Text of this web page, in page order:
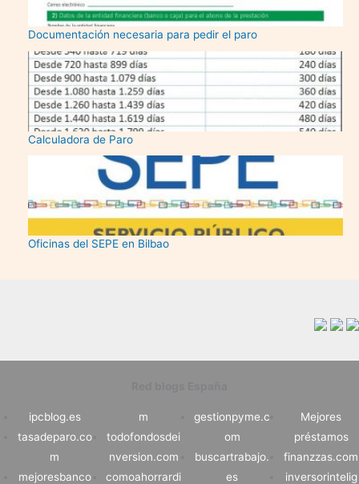
Documentación necesaria para pedir el paro
Calculadora de Paro
Oficinas del SEPE en Bilbao
ipcblog.es
tasadeparo.co
m
mejoresbanco
m
todofondosdei
nversion.com
comoahorrardi
gestionpyme.c
om
buscartrabajo.
es
Mejores
préstamos
finanzzas.com
inversorintelig